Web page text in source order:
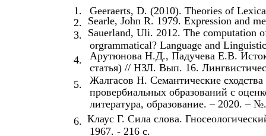
1.
Geeraerts, D. (2010). Theories of
2. Searle, John R. 1979. Expression and
3. Sauerland, Uli. 2012. The computation
orgrammatical? Language and
4.
Арутюнова Н.Д., Падучева Е.В.
статья) // НЗЛ. Вып. 16.
5.
Жалгасов Н. Семантические
провербиальных образований с
литература, образование. – 2020. –
6. Клаус Г. Сила слова.
1967. - 216 с.